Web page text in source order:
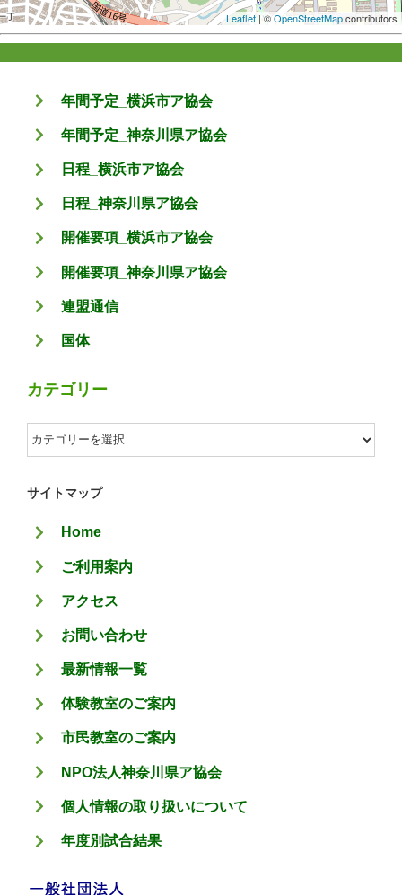
Leaflet | ©OpenStreetMapcontributors
年間予定_横浜市ア協会
年間予定_神奈川県ア協会
日程_横浜市ア協会
日程_神奈川県ア協会
開催要項_横浜市ア協会
開催要項_神奈川県ア協会
連盟通信
国体
カテゴリー
カ
テ
ゴ
ー
サイトマップ
Home
ご利用案内
アクセス
お問い合わせ
最新情報一覧
体験教室のご案内
市民教室のご案内
NPO法人神奈川県ア協会
個人情報の取り扱いについて
年度別試合結果